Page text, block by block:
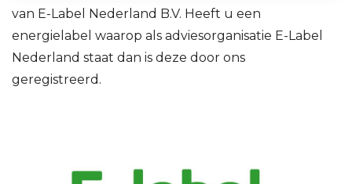
van E-Label Nederland B.V. Heeft u een
energielabel waarop als adviesorganisatie E-Label
Nederland staat dan is deze door ons
geregistreerd.